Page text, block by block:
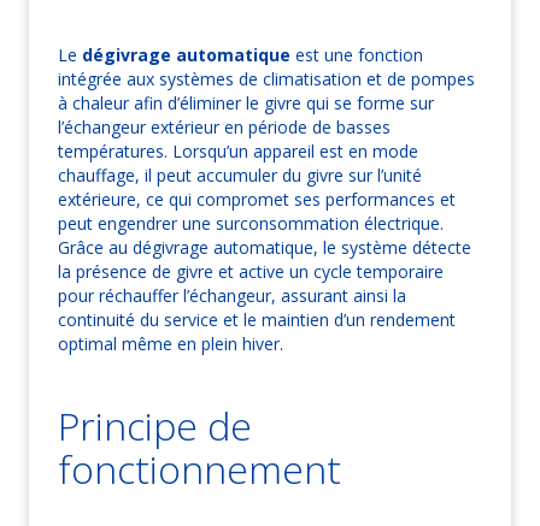
Le dégivrage automatique est une fonction
intégrée aux systèmes de climatisation et de pompes
à chaleur afin d’éliminer le givre qui se forme sur
l’échangeur extérieur en période de basses
températures. Lorsqu’un appareil est en mode
chauffage, il peut accumuler du givre sur l’unité
extérieure, ce qui compromet ses performances et
peut engendrer une surconsommation électrique.
Grâce au dégivrage automatique, le système détecte
la présence de givre et active un cycle temporaire
pour réchauffer l’échangeur, assurant ainsi la
continuité du service et le maintien d’un rendement
optimal même en plein hiver.
Principe de
fonctionnement